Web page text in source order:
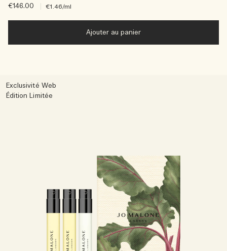
€146.00 €1.46/ml
Ajouter au panier
Exclusivité Web
Édition Limitée